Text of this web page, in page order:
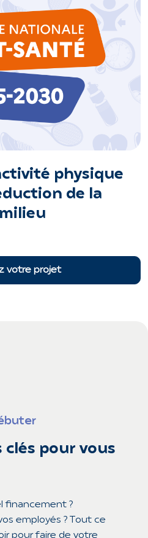
physique
de la
votre projet
clés pour vous
financement ?
employés ? Tout ce
pour faire de votre